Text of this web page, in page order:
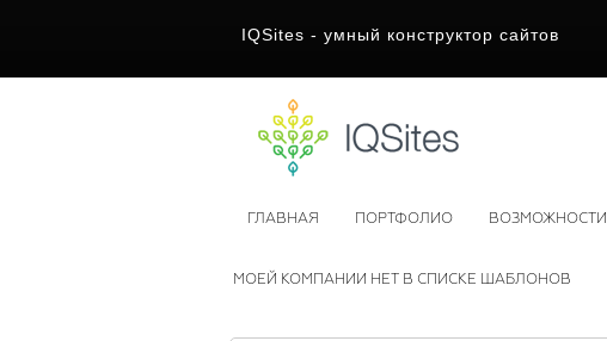
IQSites - умный конструктор сайтов
ГЛАВНАЯ ПОРТФОЛИО ВОЗМОЖНОСТИ
МОЕЙ КОМПАНИИ НЕТ В СПИСКЕ ШАБЛОНОВ